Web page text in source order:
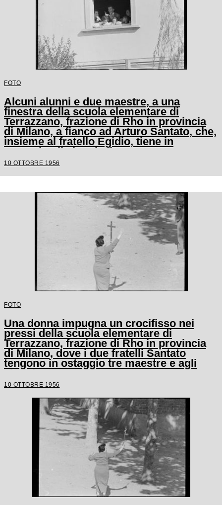
FOTO
Alcuni alunni e due maestre, a una
finestra della scuola elementare di
Terrazzano, frazione di Rho in provincia
di Milano, a fianco ad Arturo Santato, che,
insieme al fratello Egidio, tiene in
ostaggio gli alunni e le maestre
10 OTTOBRE 1956
FOTO
Una donna impugna un crocifisso nei
pressi della scuola elementare di
Terrazzano, frazione di Rho in provincia
di Milano, dove i due fratelli Santato
tengono in ostaggio tre maestre e agli
alunni
10 OTTOBRE 1956